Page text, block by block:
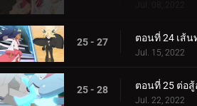
Jul. 08, 2022
25 - 27 ตอนที่ 24 เส้
Jul. 15, 2022
25 - 28 ตอนที่ 25 ต่อสู้
Jul. 22, 2022